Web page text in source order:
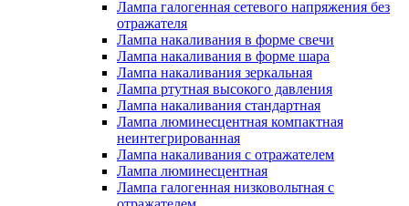
Лампа галогенная сетевого напряжения без
отражателя
Лампа накаливания в форме свечи
Лампа накаливания в форме шара
Лампа накаливания зеркальная
Лампа ртутная высокого давления
Лампа накаливания стандартная
Лампа люминесцентная компактная
неинтегрированная
Лампа накаливания с отражателем
Лампа люминесцентная
Лампа галогенная низковольтная с